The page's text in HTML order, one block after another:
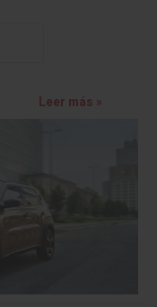
Leer más »